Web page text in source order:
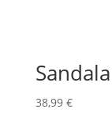
38,99 €